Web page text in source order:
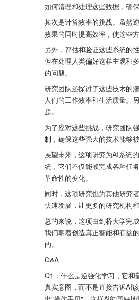
如何清理和处理这些数据，确
其次是计算效率的挑战。虽然
效果的同时提高效率，使这些
另外，评估和验证这些系统的
但在处理人类偏好这样主观和
的问题。
研究团队还探讨了这些技术的
人们的工作效率和生活质量。
题。
为了应对这些挑战，研究团队
制，确保这些强大的技术能够
展望未来，这项研究为AI系统
统，它们不仅能够完成各种任
革命性的变化。
同时，这项研究也为其他研究
快速发展，让更多的研究机构
总的来说，这项由剑桥大学完
我们朝着创造真正智能和有益
的。
Q&A
Q1：什么是逆强化学习，它和
真实意图，而不是直接告诉AI